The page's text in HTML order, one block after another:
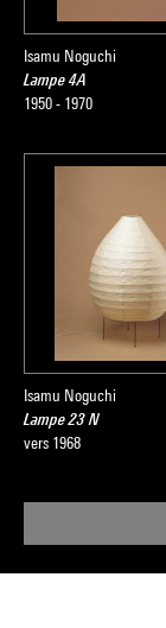
Isamu Noguchi
Lampe 4A
1950 - 1970
Isamu Noguchi
Lampe 23 N
vers 1968